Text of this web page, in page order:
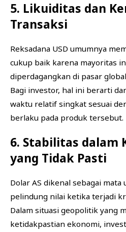
5. Likuiditas dan
Transaksi
Reksadana USD umumnya
cukup baik karena mayoritas
diperdagangkan di pasar
Bagi investor, hal ini berarti
waktu relatif singkat sesuai
berlaku pada produk tersebut.
6. Stabilitas dalam
yang Tidak Pasti
Dolar AS dikenal sebagai mata
pelindung nilai ketika terjadi
Dalam situasi geopolitik yang
ketidakpastian ekonomi,